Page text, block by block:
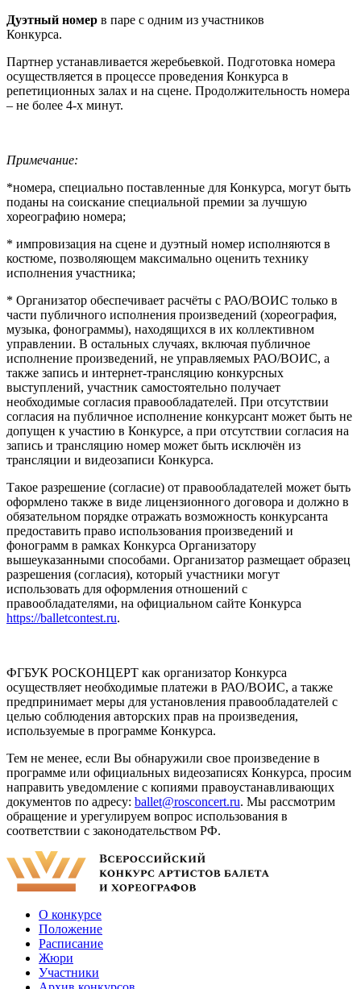
Дуэтный номер в паре с одним из участников
Конкурса.
Партнер устанавливается жеребьевкой. Подготовка номера
осуществляется в процессе проведения Конкурса в
репетиционных залах и на сцене. Продолжительность номера
– не более 4-х минут.
Примечание:
*номера, специально поставленные для Конкурса, могут быть
поданы на соискание специальной премии за лучшую
хореографию номера;
* импровизация на сцене и дуэтный номер исполняются в
костюме, позволяющем максимально оценить технику
исполнения участника;
* Организатор обеспечивает расчёты с РАО/ВОИС только в
части публичного исполнения произведений (хореография,
музыка, фонограммы), находящихся в их коллективном
управлении. В остальных случаях, включая публичное
исполнение произведений, не управляемых РАО/ВОИС, а
также запись и интернет-трансляцию конкурсных
выступлений, участник самостоятельно получает
необходимые согласия правообладателей. При отсутствии
согласия на публичное исполнение конкурсант может быть не
допущен к участию в Конкурсе, а при отсутствии согласия на
запись и трансляцию номер может быть исключён из
трансляции и видеозаписи Конкурса.
Такое разрешение (согласие) от правообладателей может быть
оформлено также в виде лицензионного договора и должно в
обязательном порядке отражать возможность конкурсанта
предоставить право использования произведений и
фонограмм в рамках Конкурса Организатору
вышеуказанными способами. Организатор размещает образец
разрешения (согласия), который участники могут
использовать для оформления отношений с
правообладателями, на официальном сайте Конкурса
https://balletcontest.ru.
ФГБУК РОСКОНЦЕРТ как организатор Конкурса
осуществляет необходимые платежи в РАО/ВОИС, а также
предпринимает меры для установления правообладателей с
целью соблюдения авторских прав на произведения,
используемые в программе Конкурса.
Тем не менее, если Вы обнаружили свое произведение в
программе или официальных видеозаписях Конкурса, просим
направить уведомление с копиями правоустанавливающих
документов по адресу: ballet@rosconcert.ru. Мы рассмотрим
обращение и урегулируем вопрос использования в
соответствии с законодательством РФ.
О конкурсе
Положение
Расписание
Жюри
Участники